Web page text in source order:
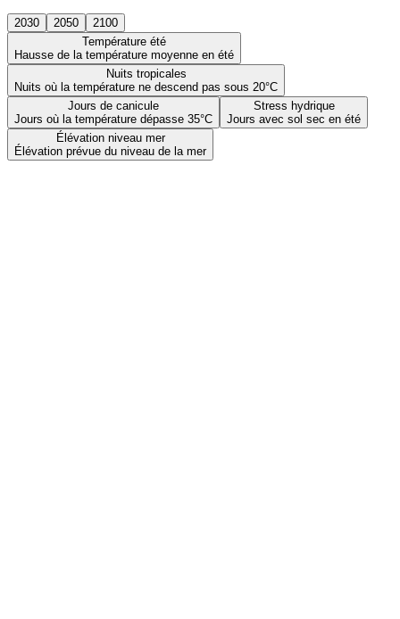
2030 2050
2100
Température été
Hausse de la température moyenne en été
Nuits tropicales
Nuits où la température ne descend pas sous 20°C
Jours de canicule
Jours où la température dépasse 35°C
Stress hydrique
Jours avec sol sec en été
Élévation niveau mer
Élévation prévue du niveau de la mer